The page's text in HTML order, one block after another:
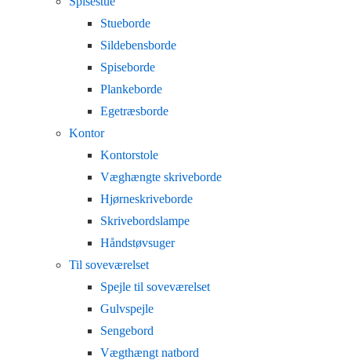
Stueborde
Sildebensborde
Spiseborde
Plankeborde
Egetræsborde
Kontor
Kontorstole
Væghængte skriveborde
Hjørneskriveborde
Skrivebordslampe
Håndstøvsuger
Til soveværelset
Spejle til soveværelset
Gulvspejle
Sengebord
Vægthængt natbord